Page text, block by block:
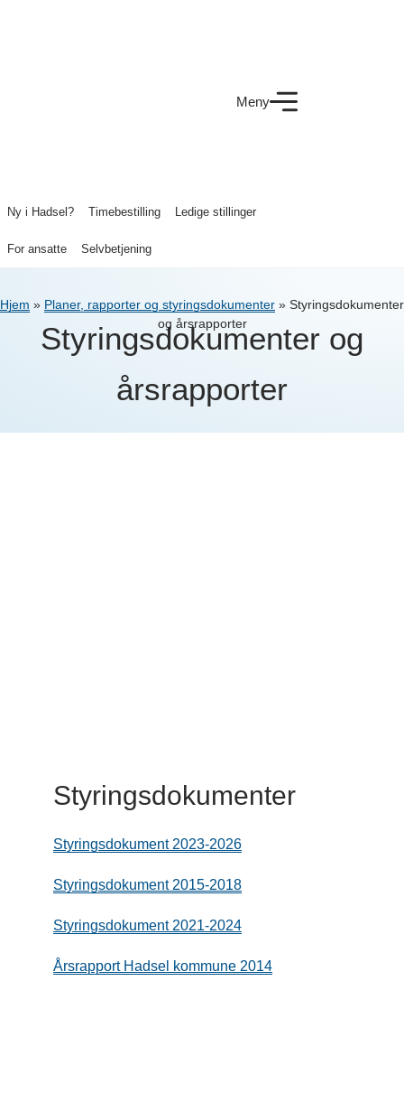
Meny
Ny i Hadsel? Timebestilling Ledige stillinger
For ansatte Selvbetjening
Hjem » Planer, rapporter og styringsdokumenter » Styringsdokumenter
og årsrapporter
Styringsdokumenter og
årsrapporter
Styringsdokumenter
Styringsdokument 2023-2026
Styringsdokument 2015-2018
Styringsdokument 2021-2024
Årsrapport Hadsel kommune 2014